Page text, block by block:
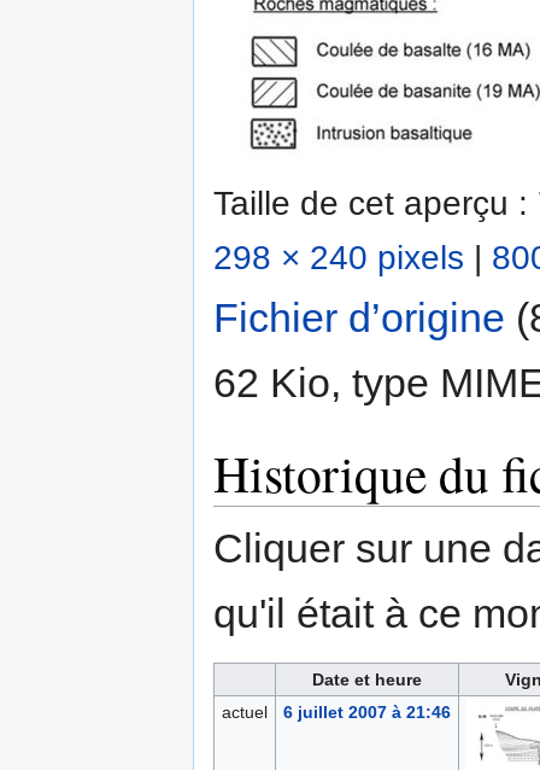
Taille de cet aperçu :
298 × 240 pixels |
Fichier d’origine
62 Kio, type
Historique du
Cliquer sur une
qu'il était à ce
Date et heure
actuel
6 juillet 2007 à 21:46